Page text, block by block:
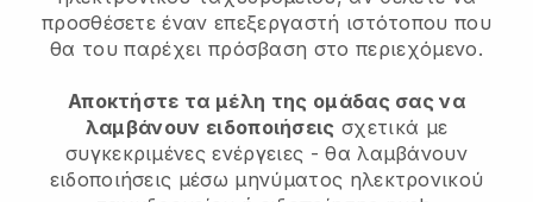
προσθέσετε έναν επεξεργαστή ιστότοπου που
θα του παρέχει πρόσβαση στο περιεχόμενο.
Αποκτήστε τα μέλη της ομάδας σας να
λαμβάνουν ειδοποιήσεις σχετικά με
συγκεκριμένες ενέργειες - θα λαμβάνουν
ειδοποιήσεις μέσω μηνύματος ηλεκτρονικού